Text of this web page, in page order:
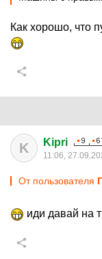
Как хорошо, что
K Kipri
11:06,
От пользователя
иди давай на